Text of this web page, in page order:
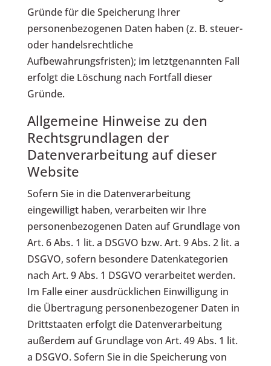
Gründe für die Speicherung Ihrer
personenbezogenen Daten haben (z. B. steuer-
oder handelsrechtliche
Aufbewahrungsfristen); im letztgenannten Fall
erfolgt die Löschung nach Fortfall dieser
Gründe.
Allgemeine Hinweise zu den
Rechtsgrundlagen der
Datenverarbeitung auf dieser
Website
Sofern Sie in die Datenverarbeitung
eingewilligt haben, verarbeiten wir Ihre
personenbezogenen Daten auf Grundlage von
Art. 6 Abs. 1 lit. a DSGVO bzw. Art. 9 Abs. 2 lit. a
DSGVO, sofern besondere Datenkategorien
nach Art. 9 Abs. 1 DSGVO verarbeitet werden.
Im Falle einer ausdrücklichen Einwilligung in
die Übertragung personenbezogener Daten in
Drittstaaten erfolgt die Datenverarbeitung
außerdem auf Grundlage von Art. 49 Abs. 1 lit.
a DSGVO. Sofern Sie in die Speicherung von